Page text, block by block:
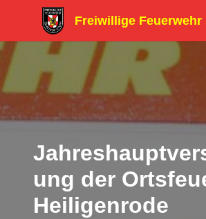
Freiwillige Feuerwehr
ung der
Heiligenrode